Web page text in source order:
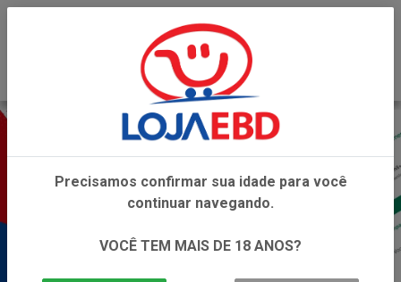
Precisamos confirmar sua idade para você
continuar navegando.
VOCÊ TEM MAIS DE 18 ANOS?